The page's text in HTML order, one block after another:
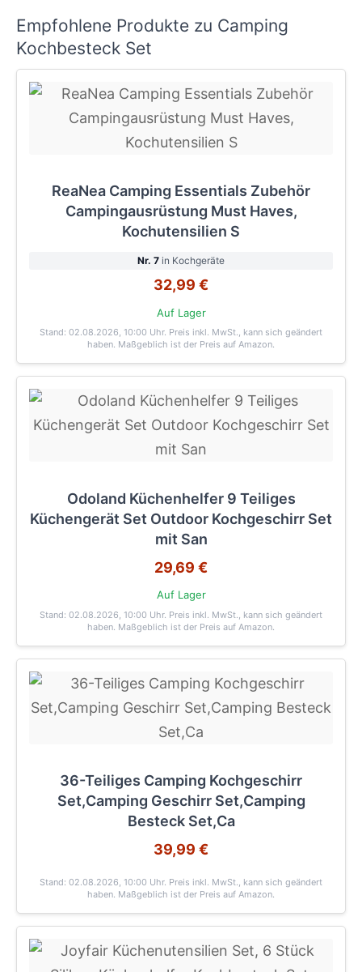
Empfohlene Produkte zu Camping
Kochbesteck Set
ReaNea Camping Essentials Zubehör
Campingausrüstung Must Haves,
Kochutensilien S
Nr. 7 in Kochgeräte
32,99 €
Auf Lager
Stand: 02.08.2026, 10:00 Uhr. Preis inkl. MwSt., kann sich geändert
haben. Maßgeblich ist der Preis auf Amazon.
Odoland Küchenhelfer 9 Teiliges
Küchengerät Set Outdoor Kochgeschirr Set
mit San
29,69 €
Auf Lager
Stand: 02.08.2026, 10:00 Uhr. Preis inkl. MwSt., kann sich geändert
haben. Maßgeblich ist der Preis auf Amazon.
36-Teiliges Camping Kochgeschirr
Set,Camping Geschirr Set,Camping
Besteck Set,Ca
39,99 €
Stand: 02.08.2026, 10:00 Uhr. Preis inkl. MwSt., kann sich geändert
haben. Maßgeblich ist der Preis auf Amazon.